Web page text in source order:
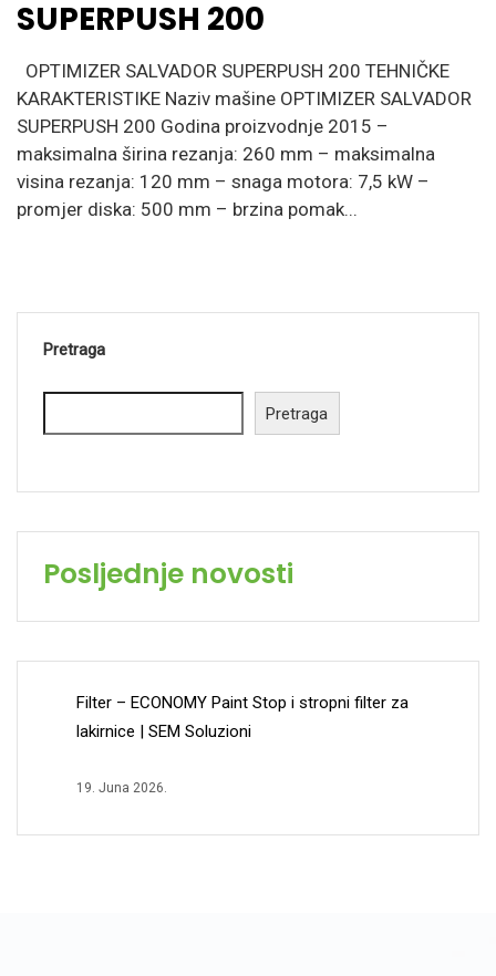
SUPERPUSH 200
OPTIMIZER SALVADOR SUPERPUSH 200 TEHNIČKE
KARAKTERISTIKE Naziv mašine OPTIMIZER SALVADOR
SUPERPUSH 200 Godina proizvodnje 2015 –
maksimalna širina rezanja: 260 mm – maksimalna
visina rezanja: 120 mm – snaga motora: 7,5 kW –
promjer diska: 500 mm – brzina pomak...
Pretraga
Pretraga
Posljednje novosti
Filter – ECONOMY Paint Stop i stropni filter za
lakirnice | SEM Soluzioni
19. Juna 2026.